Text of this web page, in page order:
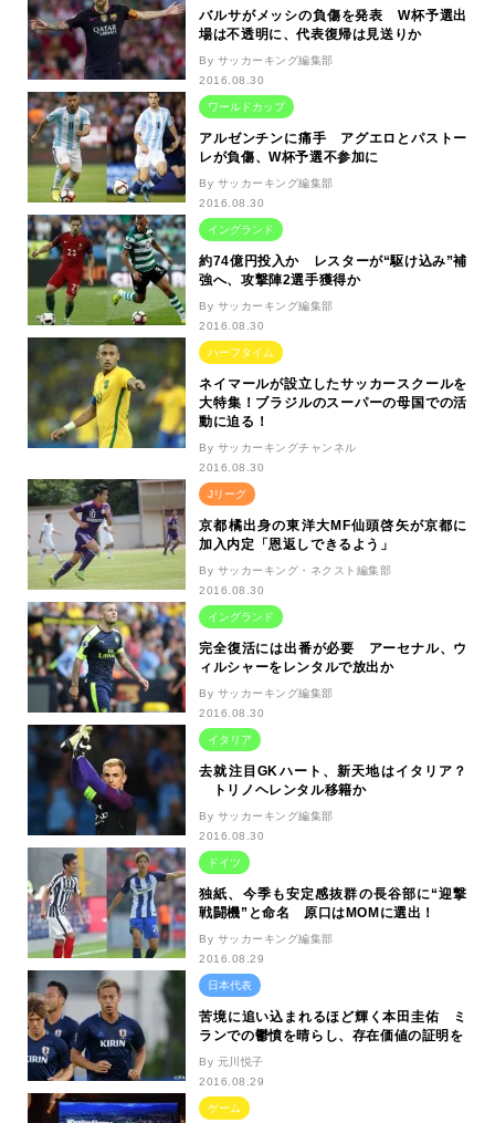
バルサがメッシの負傷を発表 W杯予選出
場は不透明に、代表復帰は見送りか
By サッカーキング編集部
2016.08.30
ワールドカップ
アルゼンチンに痛手 アグエロとパストー
レが負傷、W杯予選不参加に
By サッカーキング編集部
2016.08.30
イングランド
約74億円投入か レスターが“駆け込み”補
強へ、攻撃陣2選手獲得か
By サッカーキング編集部
2016.08.30
ハーフタイム
ネイマールが設立したサッカースクールを
大特集！ブラジルのスーパーの母国での活
動に迫る！
By サッカーキングチャンネル
2016.08.30
Jリーグ
京都橘出身の東洋大MF仙頭啓矢が京都に
加入内定「恩返しできるよう」
By サッカーキング・ネクスト編集部
2016.08.30
イングランド
完全復活には出番が必要 アーセナル、ウ
ィルシャーをレンタルで放出か
By サッカーキング編集部
2016.08.30
イタリア
去就注目GKハート、新天地はイタリア？
トリノヘレンタル移籍か
By サッカーキング編集部
2016.08.30
ドイツ
独紙、今季も安定感抜群の長谷部に“迎撃
戦闘機”と命名 原口はMOMに選出！
By サッカーキング編集部
2016.08.29
日本代表
苦境に追い込まれるほど輝く本田圭佑 ミ
ランでの鬱憤を晴らし、存在価値の証明を
By 元川悦子
2016.08.29
ゲーム